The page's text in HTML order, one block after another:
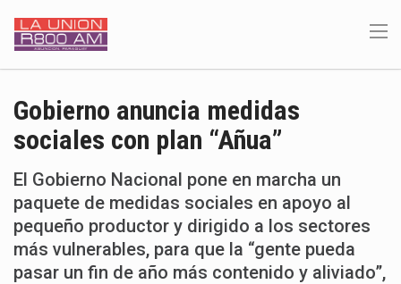
Gobierno anuncia medidas
sociales con plan “Añua”
El Gobierno Nacional pone en marcha un
paquete de medidas sociales en apoyo al
pequeño productor y dirigido a los sectores
más vulnerables, para que la “gente pueda
pasar un fin de año más contenido y aliviado”,